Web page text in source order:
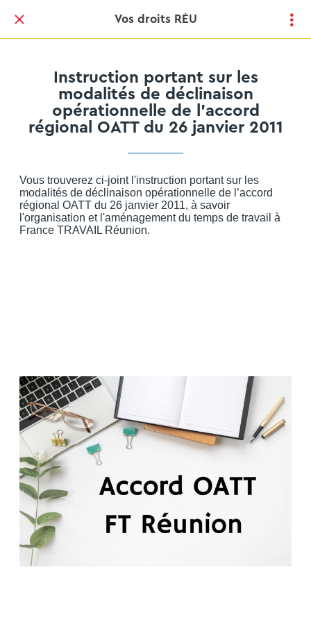
Vos droits RÉU
Instruction portant sur les
modalités de déclinaison
opérationnelle de l’accord
régional OATT du 26 janvier 2011
Vous trouverez ci-joint l'instruction portant sur les
modalités de déclinaison opérationnelle de l’accord
régional OATT du 26 janvier 2011, à savoir
l'organisation et l'aménagement du temps de travail à
France TRAVAIL Réunion.